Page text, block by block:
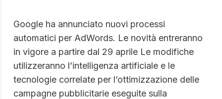
Google ha annunciato nuovi processi
automatici per AdWords. Le novità entreranno
in vigore a partire dal 29 aprile Le modifiche
utilizzeranno l’intelligenza artificiale e le
tecnologie correlate per l’ottimizzazione delle
campagne pubblicitarie eseguite sulla